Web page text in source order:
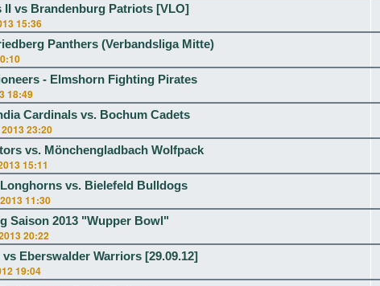
II vs Brandenburg Patriots [VLO]
15:36
Panthers (Verbandsliga Mitte)
- Elmshorn Fighting Pirates
18:49
Cardinals vs. Bochum Cadets
23:20
vs. Mönchengladbach Wolfpack
15:11
vs. Bielefeld Bulldogs
11:30
Saison 2013 "Wupper Bowl"
20:22
Eberswalder Warriors [29.09.12]
19:04